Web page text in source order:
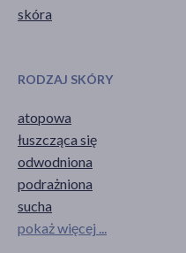
skóra
RODZAJ SKÓRY
atopowa
łuszcząca się
odwodniona
podrażniona
sucha
pokaż więcej ...